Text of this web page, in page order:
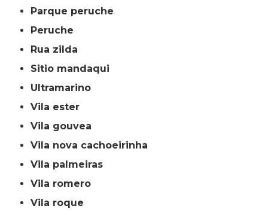
parque peruche
peruche
rua zilda
sitio mandaqui
ultramarino
vila ester
vila gouvea
vila nova cachoeirinha
vila palmeiras
vila romero
vila roque